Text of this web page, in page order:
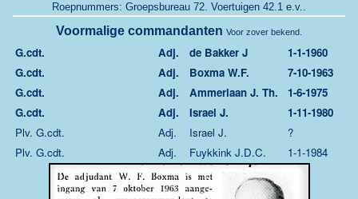
Roepnummers: Groepsbureau 72. Voertuigen 42.1 e.v..
Voormalige commandanten Voor zover bekend.
G.cdt. Adj. de Bakker J
1-1-1960
G.cdt.
Adj. Boxma W.F.
7-10-1963
G.cdt.
Adj. Ammerlaan J. Th.
1-6-1975
G.cdt.
Adj. Israel J.
1-11-1980
Plv. G.cdt.
Adj. Israel J.
?
Plv. G.cdt.
Adj. Fuykkink J.D.C. 1-1-1984